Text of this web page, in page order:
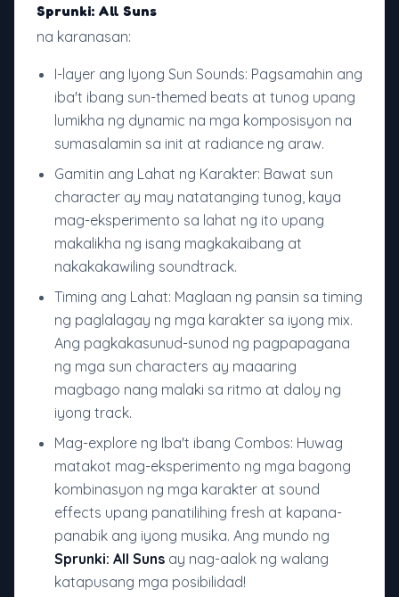
Sprunki: All Suns
na karanasan:
I-layer ang Iyong Sun Sounds: Pagsamahin ang
iba't ibang sun-themed beats at tunog upang
lumikha ng dynamic na mga komposisyon na
sumasalamin sa init at radiance ng araw.
Gamitin ang Lahat ng Karakter: Bawat sun
character ay may natatanging tunog, kaya
mag-eksperimento sa lahat ng ito upang
makalikha ng isang magkakaibang at
nakakakawiling soundtrack.
Timing ang Lahat: Maglaan ng pansin sa timing
ng paglalagay ng mga karakter sa iyong mix.
Ang pagkakasunud-sunod ng pagpapagana
ng mga sun characters ay maaaring
magbago nang malaki sa ritmo at daloy ng
iyong track.
Mag-explore ng Iba't ibang Combos: Huwag
matakot mag-eksperimento ng mga bagong
kombinasyon ng mga karakter at sound
effects upang panatilihing fresh at kapana-
panabik ang iyong musika. Ang mundo ng
Sprunki: All Suns ay nag-aalok ng walang
katapusang mga posibilidad!